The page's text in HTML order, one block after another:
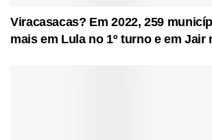
Viracasacas? Em 2022, 259
mais em Lula no 1º turno e em Jair